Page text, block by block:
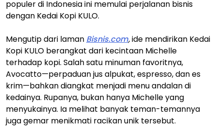
populer di Indonesia ini memulai perjalanan bisnis
dengan Kedai Kopi KULO.
Mengutip dari laman Bisnis.com,ide mendirikan Kedai
Kopi KULO berangkat dari kecintaan Michelle
terhadap kopi. Salah satu minuman favoritnya,
Avocatto—perpaduan jus alpukat, espresso, dan es
krim—bahkan diangkat menjadi menu andalan di
kedainya. Rupanya, bukan hanya Michelle yang
menyukainya. Ia melihat banyak teman-temannya
juga gemar menikmati racikan unik tersebut.